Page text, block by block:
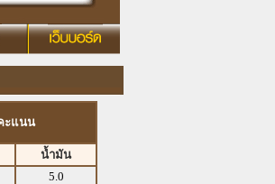
ะแนน
น้ำมัน
5.0